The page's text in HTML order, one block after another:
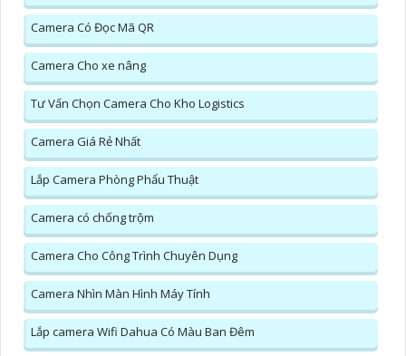
Camera Có Đọc Mã QR
Camera Cho xe nâng
Tư Vấn Chọn Camera Cho Kho Logistics
Camera Giá Rẻ Nhất
Lắp Camera Phòng Phẩu Thuật
Camera có chống trộm
Camera Cho Công Trình Chuyên Dụng
Camera Nhìn Màn Hình Máy Tính
Lắp camera Wifi Dahua Có Màu Ban Đêm